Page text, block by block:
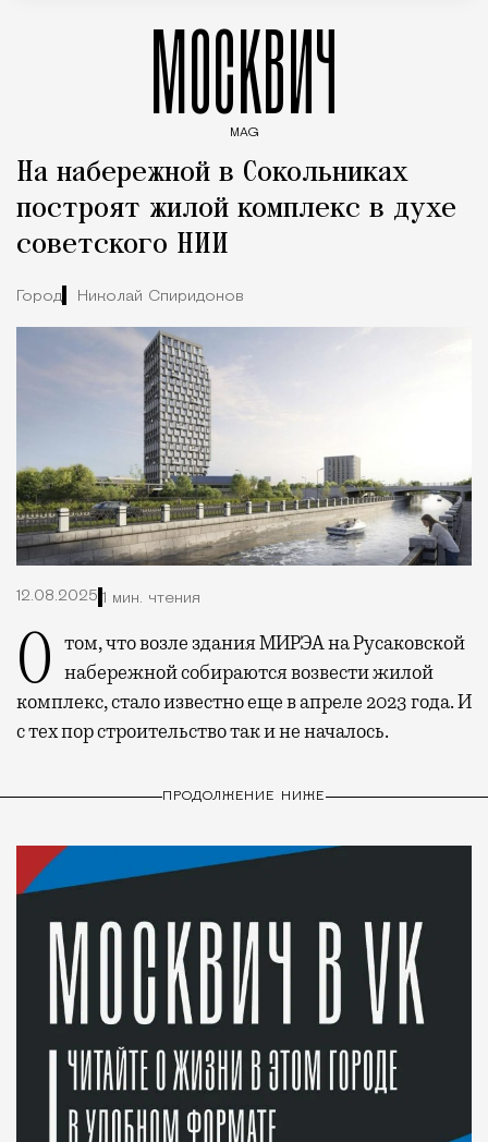
МОСКВИЧ
MAG
На набережной в Сокольниках
построят жилой комплекс в духе
советского НИИ
Город Николай Спиридонов
12.08.2025 1 мин. чтения
О том, что возле здания МИРЭА на Русаковской набережной собираются возвести жилой
комплекс, стало известно еще в апреле 2023 года. И
с тех пор строительство так и не началось.
ПРОДОЛЖЕНИЕ НИЖЕ